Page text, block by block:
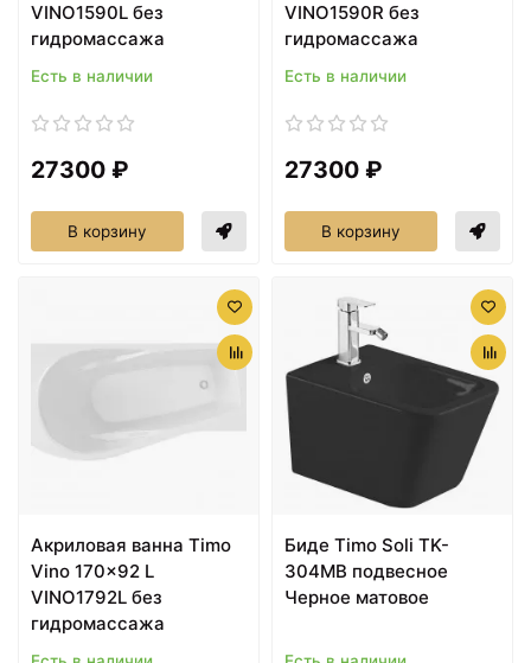
VINO1590L без
гидромассажа
Есть в наличии
27300 ₽
В корзину
VINO1590R без
гидромассажа
Есть в наличии
27300 ₽
В корзину
Акриловая ванна Timo
Vino 170x92 L
VINO1792L без
гидромассажа
Биде Timo Soli TK-
304MB подвесное
Черное матовое